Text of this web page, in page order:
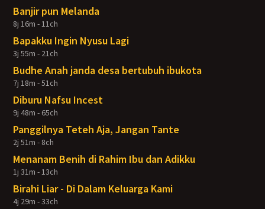
Banjir pun Melanda
8j 16m - 11ch
Bapakku Ingin Nyusu Lagi
3j 55m - 21ch
Budhe Anah janda desa bertubuh ibukota
7j 18m - 51ch
Diburu Nafsu Incest
9j 48m - 65ch
Panggilnya Teteh Aja, Jangan Tante
2j 51m - 8ch
Menanam Benih di Rahim Ibu dan Adikku
1j 31m - 13ch
Birahi Liar - Di Dalam Keluarga Kami
4j 29m - 33ch